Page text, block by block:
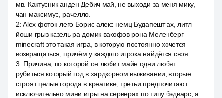
мв. Кактусник анден Дебич май, не выходи за меня мику,
чан максимус, рачелло.
2:Alex фотон лего Борис алекс немц Будапешт ах, литл
йоши грыз казель ра домик вакофов рона Меленберг
minecraft это такая игра, в которую постоянно хочется
возвращаться, причём у каждого игрока найдётся своя.
3: Причина, по которой он любит майн одни любят
рубиться который год в хардкорном выживании, вторые
строят целые города в креативе, третьи предпочитают
исключительно мини игры на серверах по типу бэдварс, а